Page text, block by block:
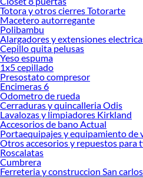
Totora y otros cierres Totorarte
Macetero autorregante
Polibambu
Alargadores y extensiones
Cepillo quita pelusas
Yeso espuma
1x5 cepillado
Presostato compresor
Encimeras 6
Odometro de rueda
Cerraduras y quincalleria Odis
Lavalozas y limpiadores Kirkland
Accesorios de bano Actual
Portaequipajes y equipamiento de
Otros accesorios y repuestos para
Roscalatas
Cumbrera
Ferreteria y construccion San carlos